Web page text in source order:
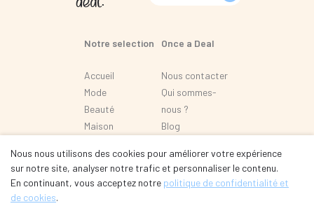
Nous nous utilisons des cookies pour améliorer votre expérience
sur notre site, analyser notre trafic et personnaliser le contenu.
En continuant, vous acceptez notre politique de confidentialité et
de cookies.
Notre selection
Accueil
Mode
Beauté
Maison
Automobile
Once a Deal
Nous contacter
Qui sommes-
nous ?
Blog